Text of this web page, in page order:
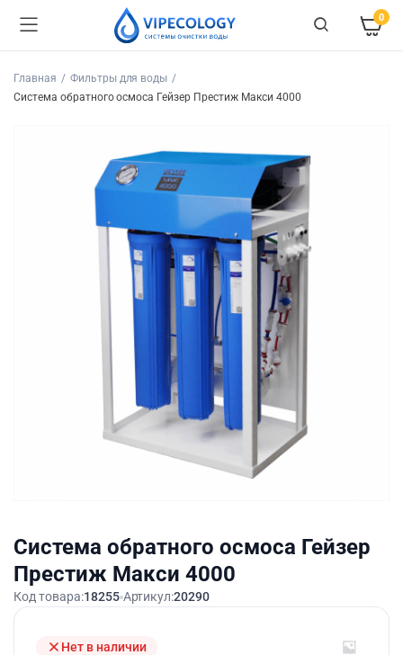
0
Главная
Фильтры для воды
Система обратного осмоса Гейзер Престиж Макси 4000
Система обратного осмоса Гейзер
Престиж Макси 4000
Код товара:18255 Артикул:20290
Нет в наличии